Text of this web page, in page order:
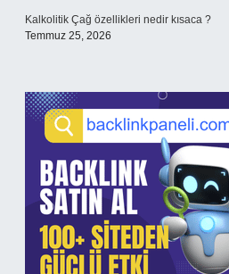
Kalkolitik Çağ özellikleri nedir kısaca ?
Temmuz 25, 2026